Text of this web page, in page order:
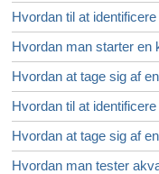
Hvordan til at
Hvordan man starter en
Hvordan at tage sig af
Hvordan til at
Hvordan at tage sig af
Hvordan man tester